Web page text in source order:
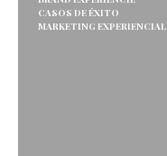
CASOS DE ÉXITO
MARKETING EXPERIENCIAL